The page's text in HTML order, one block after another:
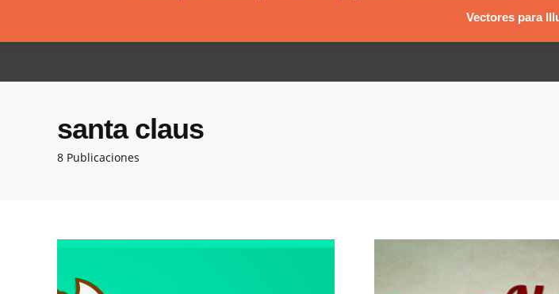
Vectores para
8 Publicaciones
santa claus